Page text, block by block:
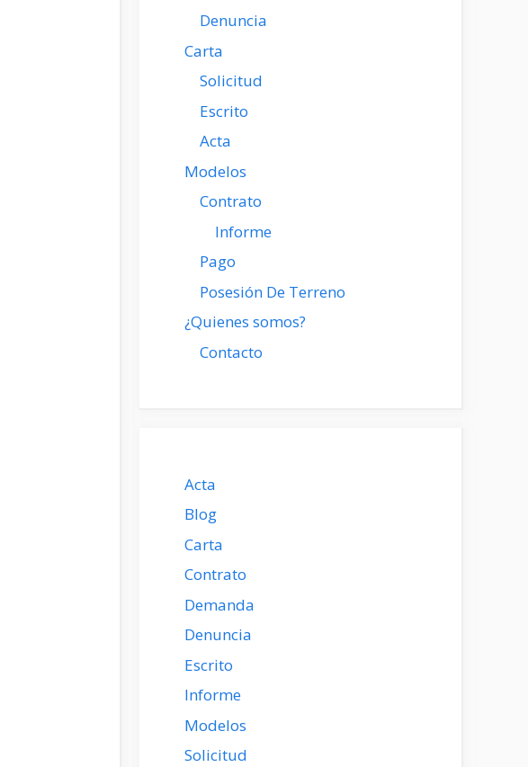
Denuncia
Carta
Solicitud
Escrito
Acta
Modelos
Contrato
Informe
Pago
Posesión De Terreno
¿Quienes somos?
Contacto
Acta
Blog
Carta
Contrato
Demanda
Denuncia
Escrito
Informe
Modelos
Solicitud